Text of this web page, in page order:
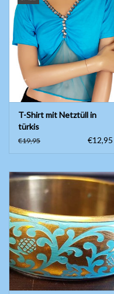
T-Shirt mit Netztüll in
türkis
€19,95 €12,95